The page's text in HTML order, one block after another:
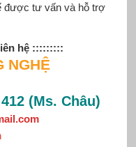
được tư vấn và hỗ trợ
hệ :::::::::
NGHỆ
(Ms. Châu)